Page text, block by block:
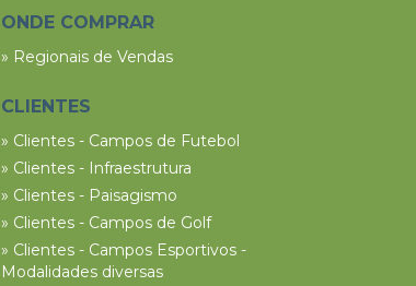
ONDE COMPRAR
» Regionais de Vendas
CLIENTES
» Clientes - Campos de Futebol
» Clientes - Infraestrutura
» Clientes - Paisagismo
» Clientes - Campos de Golf
» Clientes - Campos Esportivos -
Modalidades diversas